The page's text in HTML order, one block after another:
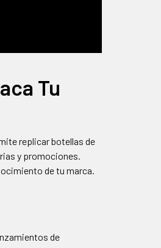
Tu
replicar botellas de
y promociones.
de tu marca.
de